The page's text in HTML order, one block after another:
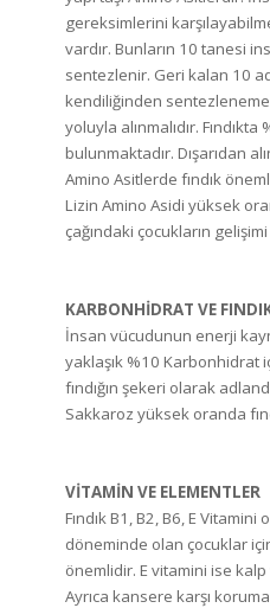
gereksimlerini
vardır. Bunların 10 tanesi
sentezlenir. Geri kalan 10
kendiliğinden
yoluyla alınmalıdır.
bulunmaktadır. Dışarıdan
Amino Asitlerde fındık
Lizin Amino Asidi yüksek
çağındaki çocukların
KARBONHİDRAT VE
İnsan vücudunun enerji
yaklaşık %10 Karbonhidrat
fındığın şekeri olarak
Sakkaroz yüksek oranda
VİTAMİN VE ELEMENTLER
Fındık B1, B2, B6, E
döneminde olan çocuklar
önemlidir. E vitamini ise
Ayrıca kansere karşı